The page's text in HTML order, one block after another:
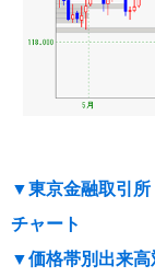
▼東京金融取引所
チャート
▼価格帯別出来高